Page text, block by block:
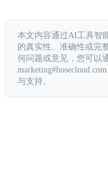
本文内容通过AI工具智
的真实性、准确性或完
何问题或意见，您可以
与支持。